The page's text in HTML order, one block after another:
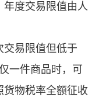
年度交易限值由人
交易限值但低于
一件商品时，可
货物税率全额征收